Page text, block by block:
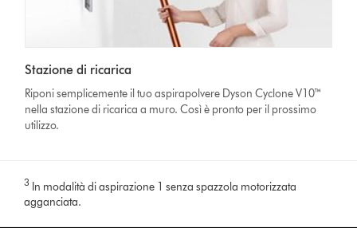
Stazione di ricarica
Riponi semplicemente il tuo aspirapolvere Dyson Cyclone V10™
nella stazione di ricarica a muro. Così è pronto per il prossimo
utilizzo.
3 In modalità di aspirazione 1 senza spazzola motorizzata
agganciata.